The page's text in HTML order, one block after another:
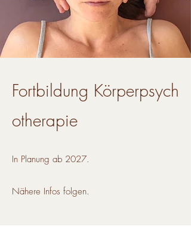
Fortbildung Körperpsych
otherapie
In Planung ab 2027.
Nähere Infos folgen.